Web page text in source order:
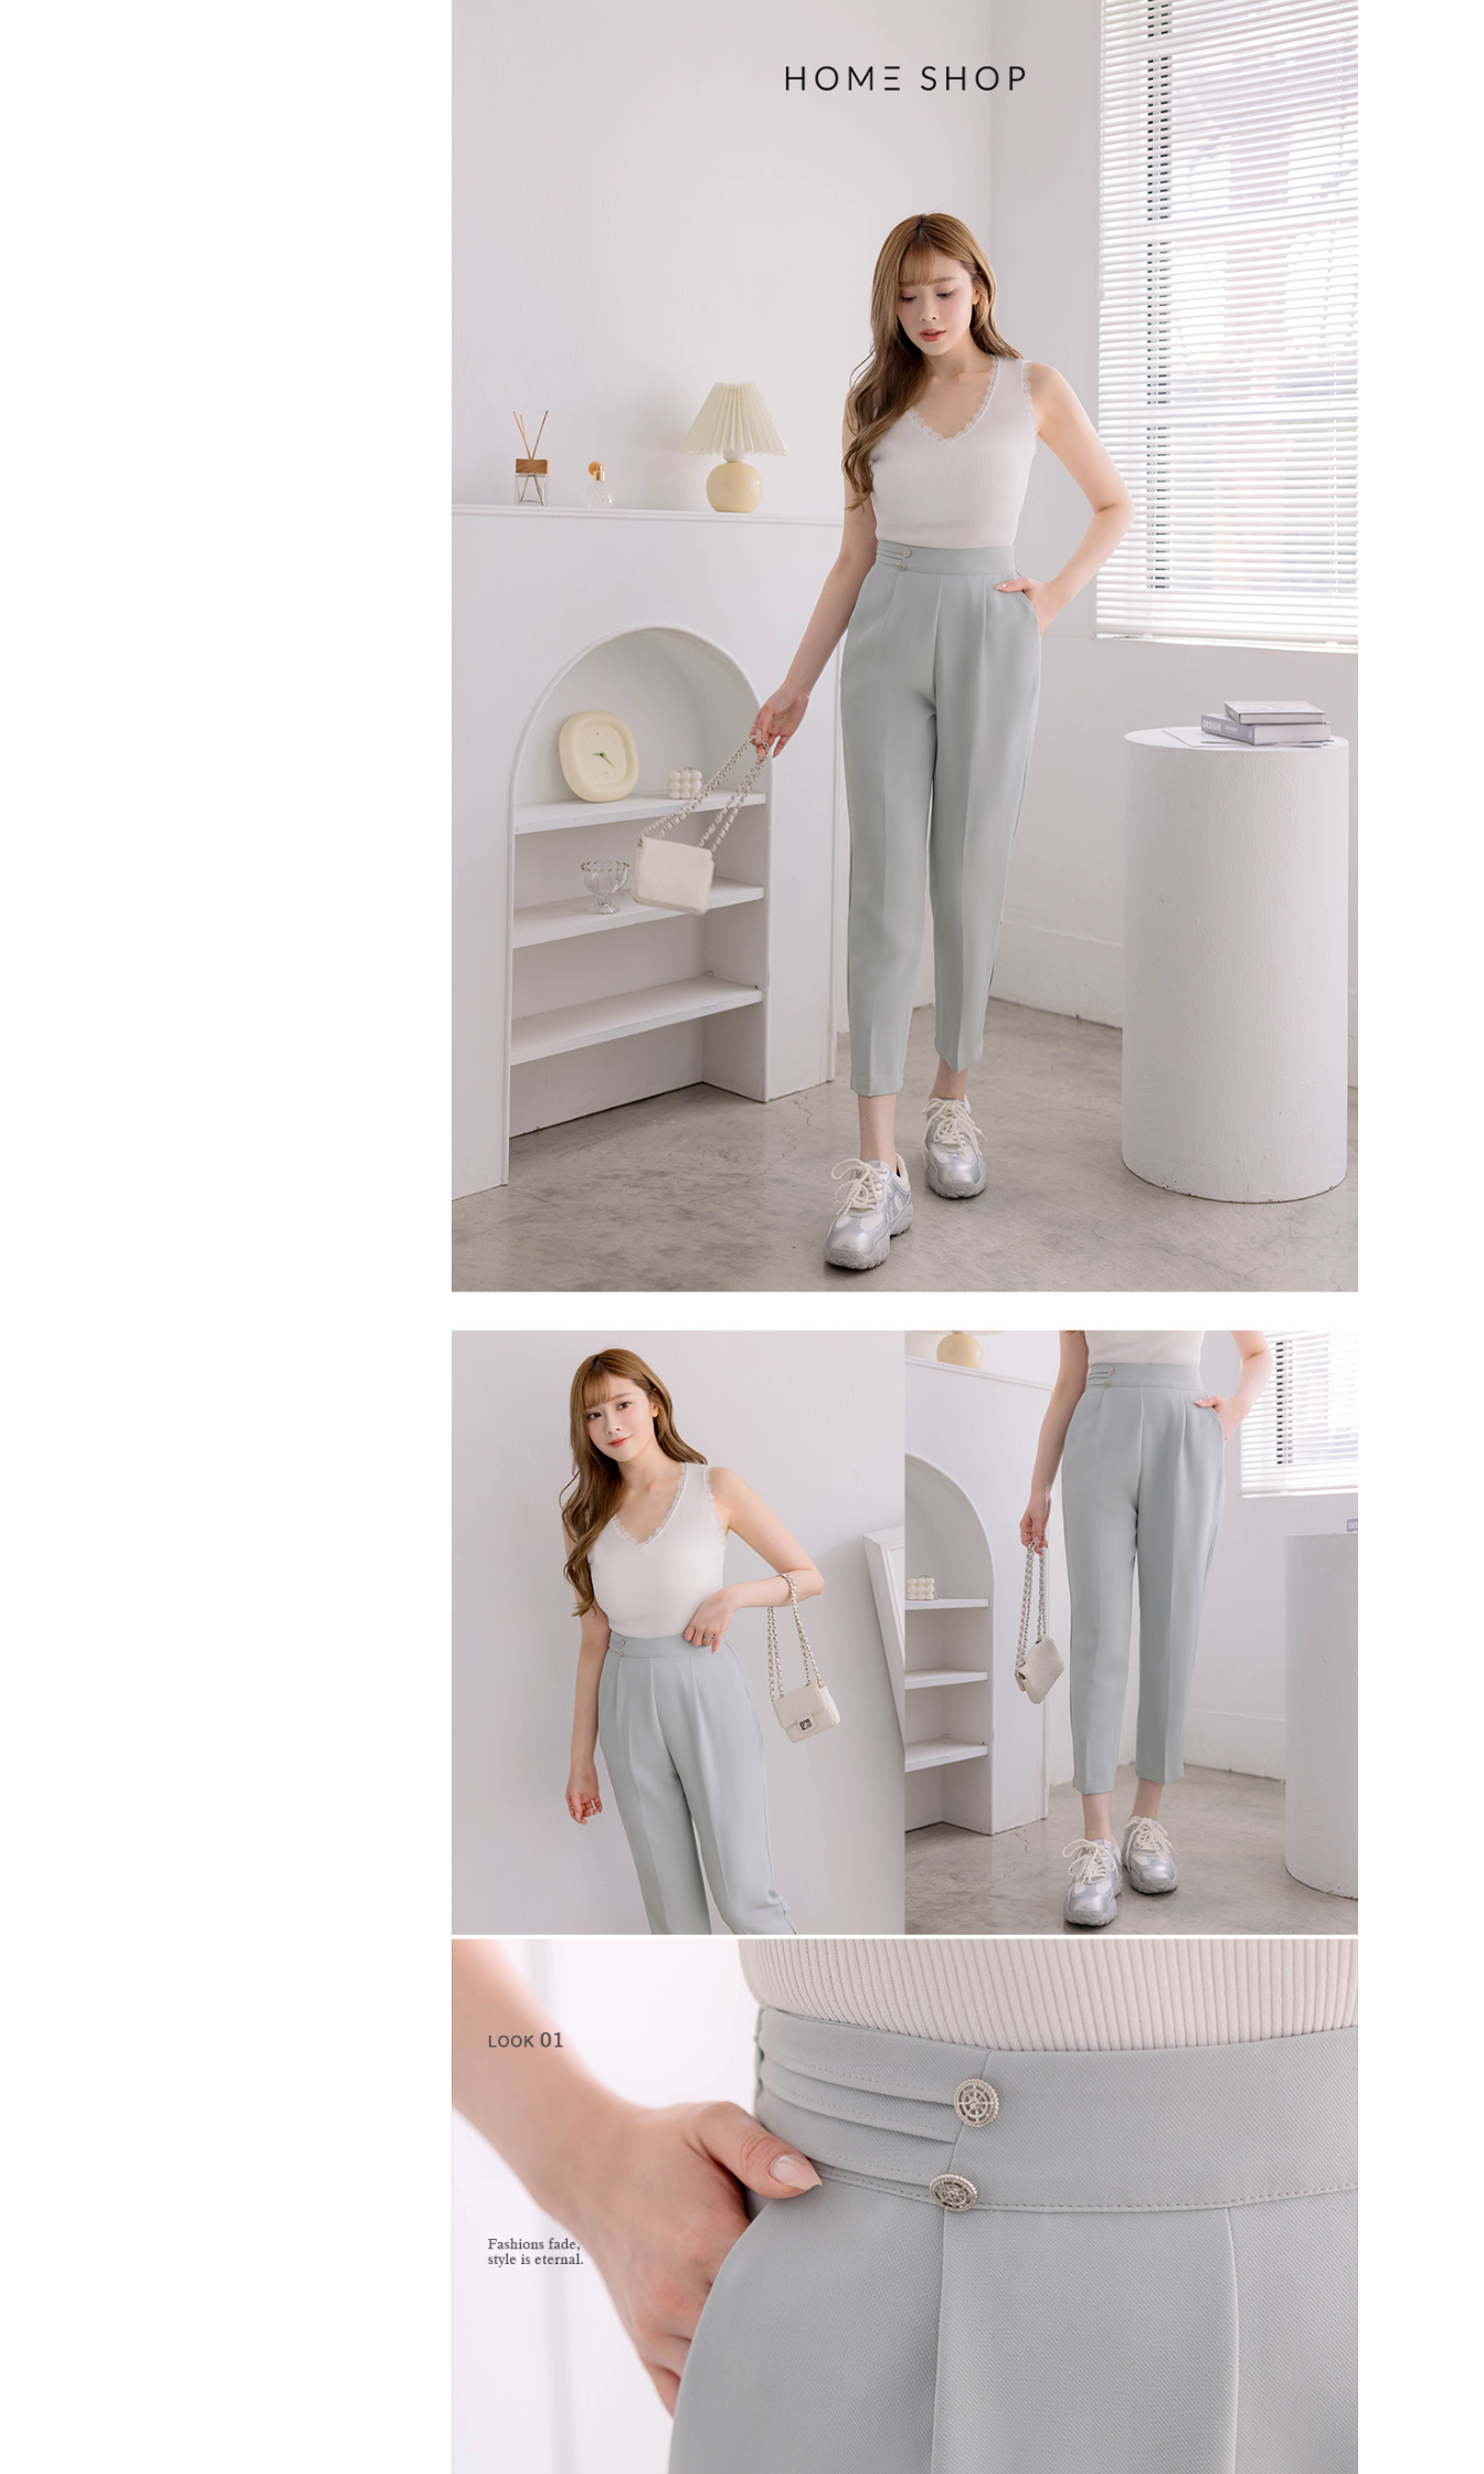
帳／街口支付／iPASS MONEY」等通路繳費。
1.本服務係由「台灣大哥大股份有限公司」（以下簡稱本公司）所提供，讓
用戶於交易時，得透過本服務購買商品或服務，並由商店將買賣／分期付
款買賣價金債權讓與本公司後，依約使用本公司帳單繳交帳款。
2.基於同意付款使用「大哥付你分期」之契約關係目的，商店將以您的個人
資料（包含姓名、電話或地址）提供予台灣大哥大進項蒐集、處理及利
用，由本公司與您本人進行分期帳單所需資料之確認、核對及更正。
3.完整用戶服務條款，請詳閱以下連結：https://oppay.tw/userRule
２．訂單成立數日內，您將收到繳費通知簡訊。
３．收到繳費通知簡訊後14天內，點擊此簡訊中的連結，可透過四大超商
／ATM／網路銀行／等多元方式進行付款，方視為交易完成。
※ 請注意：結帳手續完成當下不需立刻繳費，但若您需要取消訂單，請聯
絡購買商品的店家。未經商家同意取消之訂單仍視為有效，需透過AFTEE
※ 交易是否成功請以「AFTEE先享後付 」之結帳頁面顯示為準，若有關於
是否繳費成功／繳費後需取消欲退款等相關疑問，請聯繫「AFTEE先享後
https://netprotections.freshdesk.com/support/home
【注意事項】
１．透過由恩沛科技股份有限公司提供之「AFTEE先享後付」服務完成之
交易，需依本服務之必要範圍內提供個人資料，並將交易相關給付款項請
求債權轉讓予恩沛科技股份有限公司。
２．關於個人資料處理事宜，請瀏覽以下網址：
https://aftee.tw/terms/#terms3
３．未成年的使用者請事先徵得法定代理人或監護人之同意方可使用
「AFTEE先享後付」，若未經同意申辦者引起之損失，本公司不負相關責
任。
４．使用「AFTEE先享後付」時，將依據個別帳號之用戶狀況，依本公司
即時審查核予不同之上限額度；若仍有額度不足之情形，本公司將視審查
結果請求用戶進行身份認證。
５．嚴禁一人註冊多個帳號或使用他人資訊註冊。若發現惡意使用之情
形，恩沛科技股份有限公司將有權停止該用戶之使用額度並採取法律行
付款後7-11取貨
付款後門市自取
每筆NT$80，滿NT$1,500(含以上)免運費
國家/地區配送 查看運費